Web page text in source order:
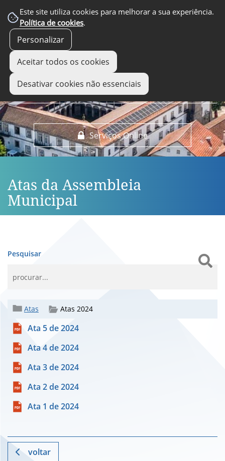
Este site utiliza cookies para melhorar a sua experiência.
Política de cookies.
Personalizar
Aceitar todos os cookies
Desativar cookies não essenciais
Serviços Online
EM DESTAQUE
Atas da Assembleia
Municipal
Pesquisar
Atas Atas 2024
Ata 5 de 2024
Ata 4 de 2024
Ata 3 de 2024
Ata 2 de 2024
Ata 1 de 2024
voltar